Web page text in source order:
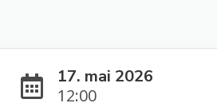
17. mai 2026
12:00